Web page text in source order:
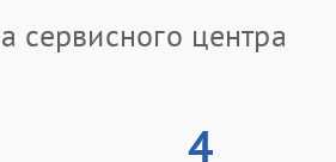
сервисного центра
4